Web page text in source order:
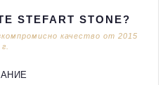
STONE?
качество от 2015
г.